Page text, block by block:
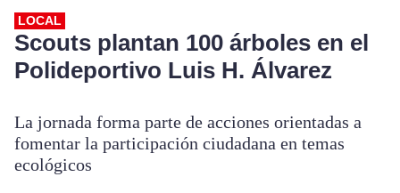
LOCAL
Scouts plantan 100 árboles en el
Polideportivo Luis H. Álvarez
La jornada forma parte de acciones orientadas a
fomentar la participación ciudadana en temas
ecológicos